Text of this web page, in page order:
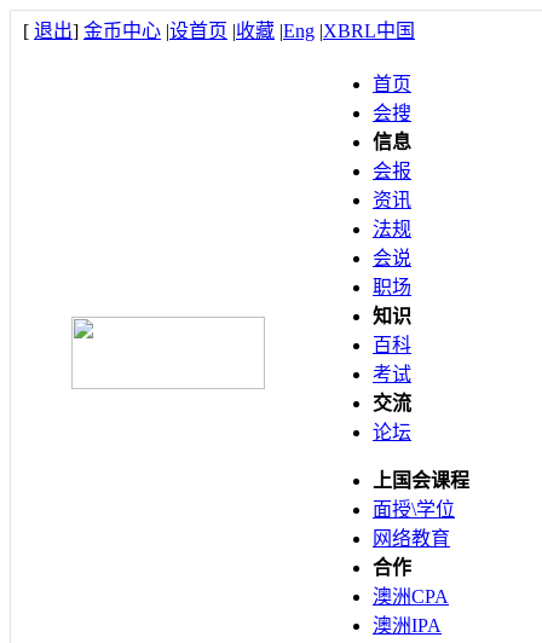
[ 退出] 金币中心 |设首页 |收藏 |Eng |XBRL中国
首页
会搜
信息
会报
资讯
法规
会说
职场
知识
百科
考试
交流
论坛
上国会课程
面授\学位
网络教育
合作
澳洲CPA
澳洲IPA